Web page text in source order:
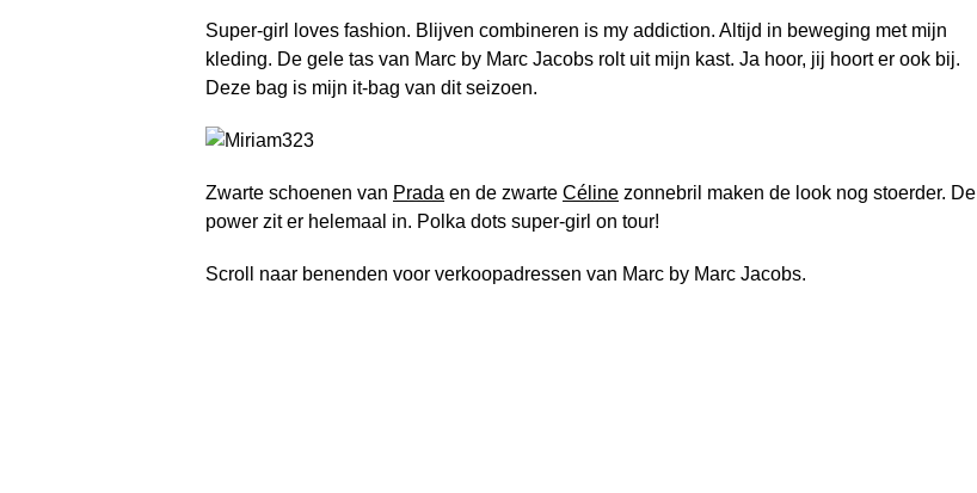
Super-girl loves fashion. Blijven combineren is my addiction. Altijd in beweging met mijn
kleding. De gele tas van Marc by Marc Jacobs rolt uit mijn kast. Ja hoor, jij hoort er ook bij.
Deze bag is mijn it-bag van dit seizoen.
Zwarte schoenen van Prada en de zwarte Céline zonnebril maken de look nog stoerder. De
power zit er helemaal in. Polka dots super-girl on tour!
Scroll naar benenden voor verkoopadressen van Marc by Marc Jacobs.